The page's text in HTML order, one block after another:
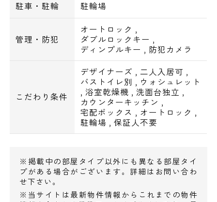
セブンイレブンまで徒歩1分
郵便局、TSUTAYAまで徒歩3分
スギ薬局まで徒歩4分
ファミリーマート、ローソン、ドン・キホー
駐車・駐輪 駐輪場
管理・防犯
オートロック ,
ダブルロックキー ,
ディンプルキー , 防犯カメラ
こだわり条件
デザイナーズ , 二人入居可 ,
バストイレ別 , ウォシュレット
, 浴室乾燥機 , 洗面台独立 ,
カウンターキッチン ,
宅配ボックス , オートロック ,
駐輪場 ,保証人不要
※掲載中の部屋タイプ以外にも異なる部屋タイ
プがある場合がございます。詳細はお問い合わ
せ下さい。
※当サイトは最新物件情報からこれまでの物件